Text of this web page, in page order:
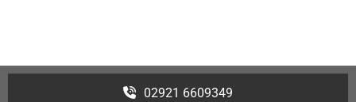
02921 6609349